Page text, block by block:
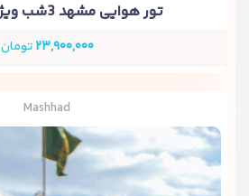
تور هوایی مشهد 3شب ویژه مرداد ماه
۲۳,۹۰۰,۰۰۰تومان
Mashhad